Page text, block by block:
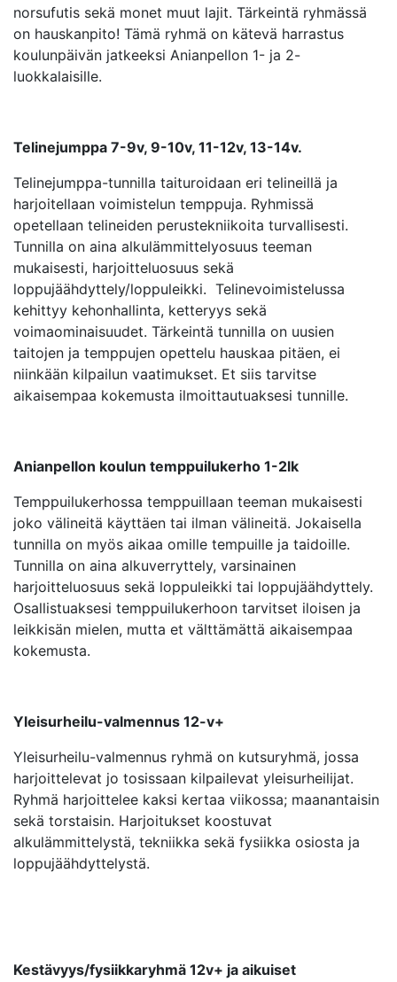
norsufutis sekä monet muut lajit. Tärkeintä ryhmässä
on hauskanpito! Tämä ryhmä on kätevä harrastus
koulunpäivän jatkeeksi Anianpellon 1- ja 2-
luokkalaisille.
Telinejumppa 7-9v, 9-10v, 11-12v, 13-14v.
Telinejumppa-tunnilla taituroidaan eri telineillä ja
harjoitellaan voimistelun temppuja. Ryhmissä
opetellaan telineiden perustekniikoita turvallisesti.
Tunnilla on aina alkulämmittelyosuus teeman
mukaisesti, harjoitteluosuus sekä
loppujäähdyttely/loppuleikki. Telinevoimistelussa
kehittyy kehonhallinta, ketteryys sekä
voimaominaisuudet. Tärkeintä tunnilla on uusien
taitojen ja temppujen opettelu hauskaa pitäen, ei
niinkään kilpailun vaatimukset. Et siis tarvitse
aikaisempaa kokemusta ilmoittautuaksesi tunnille.
Anianpellon koulun temppuilukerho 1-2lk
Temppuilukerhossa temppuillaan teeman mukaisesti
joko välineitä käyttäen tai ilman välineitä. Jokaisella
tunnilla on myös aikaa omille tempuille ja taidoille.
Tunnilla on aina alkuverryttely, varsinainen
harjoitteluosuus sekä loppuleikki tai loppujäähdyttely.
Osallistuaksesi temppuilukerhoon tarvitset iloisen ja
leikkisän mielen, mutta et välttämättä aikaisempaa
kokemusta.
Yleisurheilu-valmennus 12-v+
Yleisurheilu-valmennus ryhmä on kutsuryhmä, jossa
harjoittelevat jo tosissaan kilpailevat yleisurheilijat.
Ryhmä harjoittelee kaksi kertaa viikossa; maanantaisin
sekä torstaisin. Harjoitukset koostuvat
alkulämmittelystä, tekniikka sekä fysiikka osiosta ja
loppujäähdyttelystä.
Kestävyys/fysiikkaryhmä 12v+ ja aikuiset